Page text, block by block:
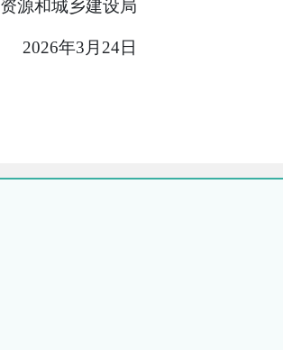
资源和城乡建设局
2026年3 月 24日